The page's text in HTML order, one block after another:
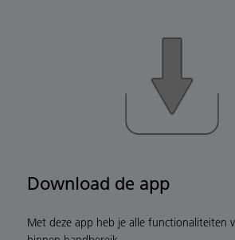
Download de app
Met deze app heb je alle functionaliteiten